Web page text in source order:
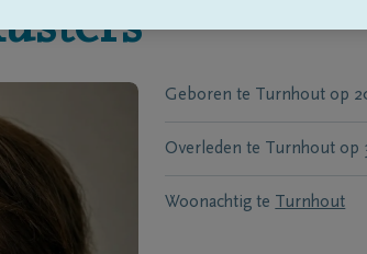
Geboren te Turnhout op
Overleden te Turnhout op
Woonachtig te Turnhout